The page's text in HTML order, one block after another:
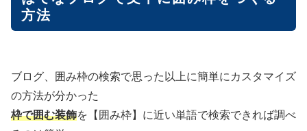
方法
ブログ、囲み枠の検索で思った以上に簡単にカスタマイズ
の方法が分かった
枠で囲む装飾を【囲み枠】に近い単語で検索できれば調べ